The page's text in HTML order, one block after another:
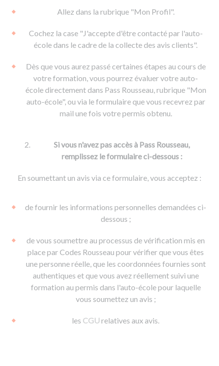
Permis remorque
Permis & handicap
d'apprentissage
De la conduite en voiture
De la conduite à moto
Voir tous les supports
Formations pro.
Permis poids lourd
Formation FCO
Formation CACES
Devenir enseignant de la conduite
Ressources
Allez dans la rubrique "Mon Profil".
Cochez la case "J'accepte d'être contacté par l'auto-
école dans le cadre de la collecte des avis clients".
Dès que vous aurez passé certaines étapes au cours de
votre formation, vous pourrez évaluer votre auto-
école directement dans Pass Rousseau, rubrique "Mon
auto-école", ou via le formulaire que vous recevrez par
mail une fois votre permis obtenu.
Si vous n'avez pas accès à Pass Rousseau,
remplissez le formulaire ci-dessous :
En soumettant un avis via ce formulaire, vous acceptez :
de fournir les informations personnelles demandées ci-
dessous ;
de vous soumettre au processus de vérification mis en
place par Codes Rousseau pour vérifier que vous êtes
une personne réelle, que les coordonnées fournies sont
authentiques et que vous avez réellement suivi une
formation au permis dans l'auto-école pour laquelle
vous soumettez un avis ;
les CGUrelatives aux avis.